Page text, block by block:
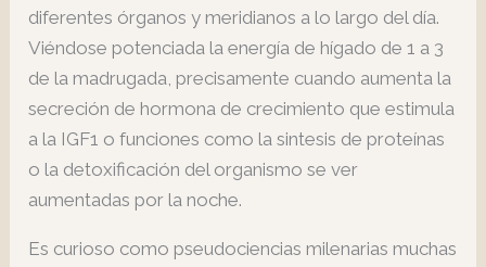
diferentes órganos y meridianos a lo largo del día.
Viéndose potenciada la energía de hígado de 1 a 3
de la madrugada, precisamente cuando aumenta la
secreción de hormona de crecimiento que estimula
a la IGF1 o funciones como la sintesis de proteínas
o la detoxificación del organismo se ver
aumentadas por la noche.
Es curioso como pseudociencias milenarias muchas